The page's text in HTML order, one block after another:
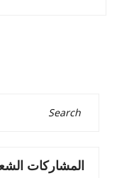
المشاركات